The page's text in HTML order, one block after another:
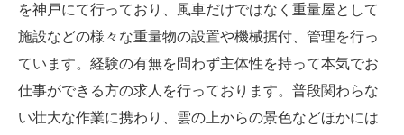
を神戸にて行っており、風車だけではなく重量屋として
施設などの様々な重量物の設置や機械据付、管理を行っ
ています。経験の有無を問わず主体性を持って本気でお
仕事ができる方の求人を行っております。普段関わらな
い壮大な作業に携わり、雲の上からの景色などほかには